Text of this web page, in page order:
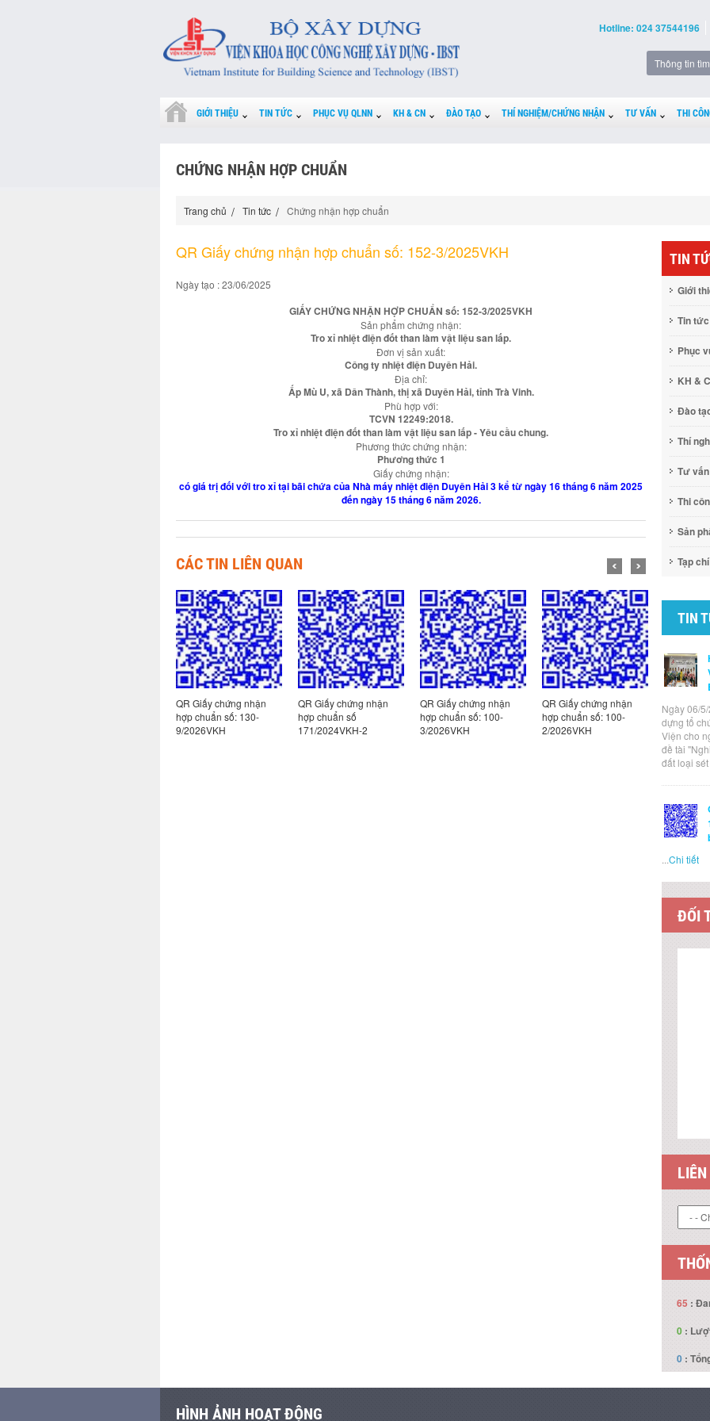
Hotline: 024 37544196
GIỚI THIỆU TIN TỨC PHỤC VỤ QLNN KH & CN ĐÀO TẠO THÍ NGHIỆM/CHỨNG NHẬN TƯ VẤN THI
CHỨNG NHẬN HỢP CHUẨN
Trang chủ Tin tức Chứng nhận hợp chuẩn
QR Giấy chứng nhận hợp chuẩn số: 152-3/2025VKH
Ngày tạo : 23/06/2025
GIẤY CHỨNG NHẬN HỢP CHUẨN số: 152-3/2025VKH
Sản phẩm chứng nhận:
Tro xỉ nhiệt điện đốt than làm vật liệu san lấp.
Đơn vị sản xuất:
Công ty nhiệt điện Duyên Hải.
Địa chỉ:
Ấp Mù U, xã Dân Thành, thị xã Duyên Hải, tỉnh Trà Vinh.
Phù hợp với:
TCVN 12249:2018.
Tro xỉ nhiệt điện đốt than làm vật liệu san lấp - Yêu cầu chung.
Phương thức chứng nhận:
Phương thức 1
Giấy chứng nhận:
có giá trị đối với tro xỉ tại bãi chứa của Nhà máy nhiệt điện Duyên Hải 3 kể từ ngày 16 tháng 6 năm 2025
đến ngày 15 tháng 6 năm 2026.
CÁC TIN LIÊN QUAN
QR Giấy chứng nhận
hợp chuẩn số: 130-
9/2026VKH
QR Giấy chứng nhận
hợp chuẩn số
171/2024VKH-2
QR Giấy chứng nhận
hợp chuẩn số: 100-
3/2026VKH
QR Giấy chứng nhận
hợp chuẩn số: 100-
2/2026VKH
QR Giấy
hợp
1/
TIN
Giới
Tin tức
Phục
KH &
Đào
Thí
Tư vấn
Thi
Sản
Tạp chí
TIN
Ngày 06/
dựng tổ
Viện cho
đề tài
đất loại
...Chi tiết
ĐỐI
65 :
0 :
0 :
HÌNH ẢNH HOẠT ĐỘNG